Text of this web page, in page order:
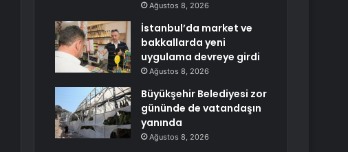
Ağustos 8, 2026
İstanbul’da market ve
bakkallarda yeni
uygulama devreye girdi
Ağustos 8, 2026
Büyükşehir Belediyesi zor
gününde de vatandaşın
yanında
Ağustos 8, 2026